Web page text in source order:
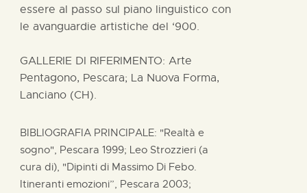
essere al passo sul piano linguistico con
le avanguardie artistiche del ‘900.
GALLERIE DI RIFERIMENTO: Arte
Pentagono, Pescara; La Nuova Forma,
Lanciano (CH).
BIBLIOGRAFIA PRINCIPALE: "Realtà e
sogno", Pescara 1999; Leo Strozzieri (a
cura di), "Dipinti di Massimo Di Febo.
Itineranti emozioni”, Pescara 2003;